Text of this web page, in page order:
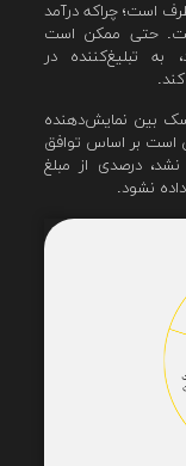
مسئله هم همکاری سودآور بین هر ۲ طرف است؛ چراکه درآمد
است. حتی ممکن است
به تبلیغ‌کننده در
بین نمایش‌دهنده
است بر اساس توافق
حاصل نشد، درصدی از مبلغ
نشود.